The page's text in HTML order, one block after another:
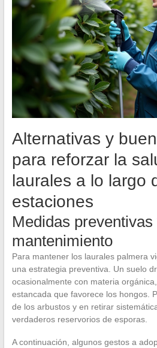
Alternativas y
para reforzar la
laurales a lo largo
estaciones
Medidas
mantenimiento
Para mantener los laurales palmera
una estrategia preventiva. Un suelo
ocasionalmente con materia
estancada que favorece los hongos.
de los arbustos y en retirar
verdaderos reservorios de esporas.
A continuación, algunos gestos a